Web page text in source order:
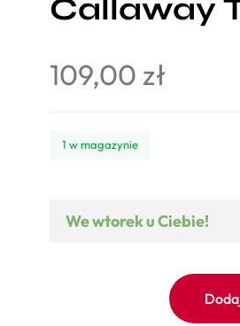
Callaway
109,00 zł
1 w magazynie
We wtorek u Ciebie!